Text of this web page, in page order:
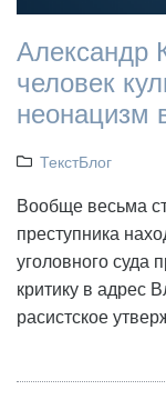
Александр
человек
неонацизм
ТекстБлог
Вообще весьма
преступника
уголовного суда
критику в адрес
расистское